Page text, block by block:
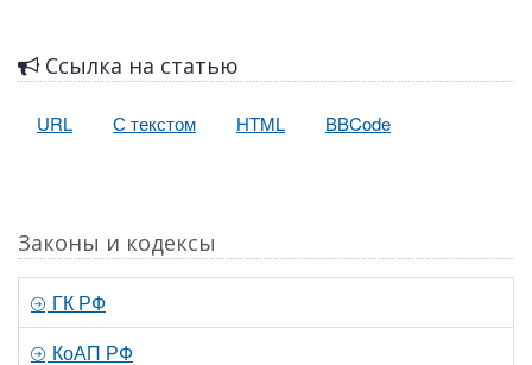
Ссылка на статью
URL С текстом HTML BBCode
Законы и кодексы
ГК РФ
КоАП РФ